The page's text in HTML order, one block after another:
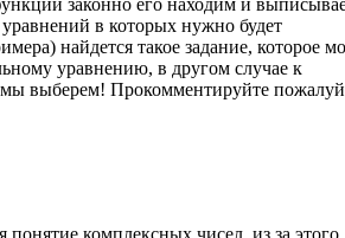
законно его находим и
в которых нужно будет
найдется такое задание, которое
уравнению, в другом случае к
мы выберем! Прокомментируйте
комплексных чисел, из за этого